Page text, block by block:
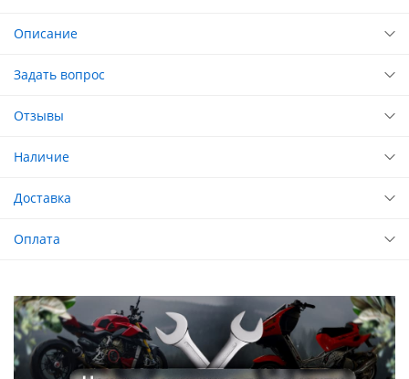
Описание
Задать вопрос
Отзывы
Наличие
Доставка
Оплата